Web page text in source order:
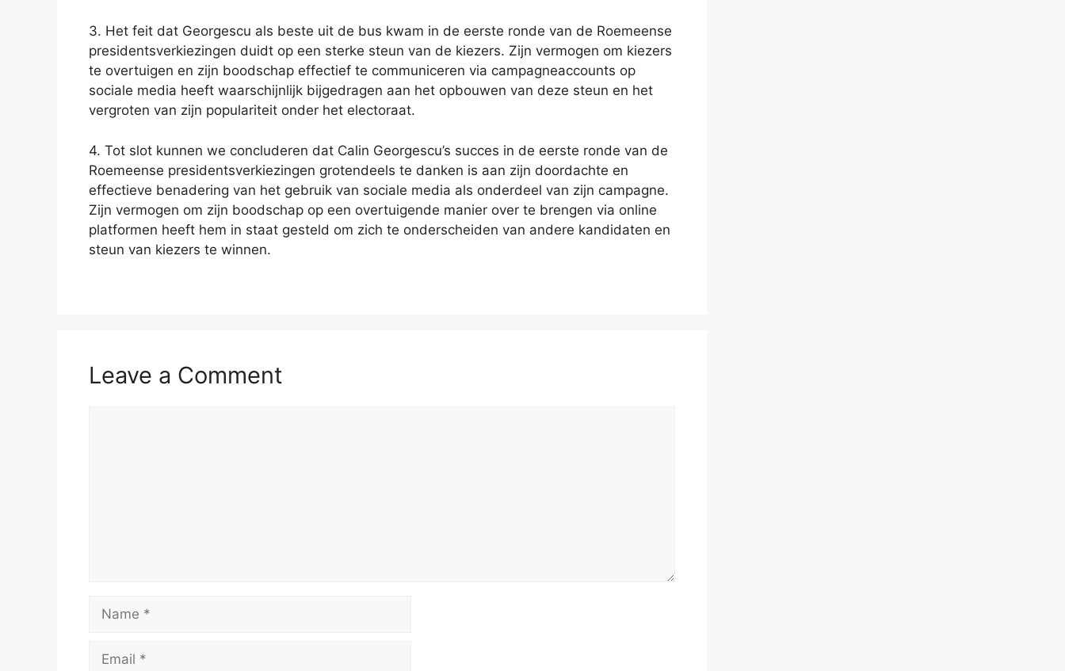
3. Het feit dat Georgescu als beste uit de bus kwam in de eerste ronde van de Roemeense
presidentsverkiezingen duidt op een sterke steun van de kiezers. Zijn vermogen om kiezers
te overtuigen en zijn boodschap effectief te communiceren via campagneaccounts op
sociale media heeft waarschijnlijk bijgedragen aan het opbouwen van deze steun en het
vergroten van zijn populariteit onder het electoraat.
4. Tot slot kunnen we concluderen dat Calin Georgescu’s succes in de eerste ronde van de
Roemeense presidentsverkiezingen grotendeels te danken is aan zijn doordachte en
effectieve benadering van het gebruik van sociale media als onderdeel van zijn campagne.
Zijn vermogen om zijn boodschap op een overtuigende manier over te brengen via online
platformen heeft hem in staat gesteld om zich te onderscheiden van andere kandidaten en
steun van kiezers te winnen.
Leave a Comment